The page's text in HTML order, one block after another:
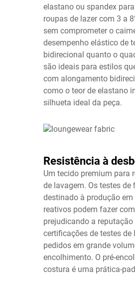
elastano ou spandex
roupas de lazer com 3 a
sem comprometer o
desempenho elástico de
bidirecional quanto o
são ideais para estilos
com alongamento
como o teor de elastano
silhueta ideal da peça.
Resistência à
Um tecido premium para
de lavagem. Os testes
destinado à produção
reativos podem fazer
prejudicando a
certificações de testes
pedidos em grande
encolhimento. O pré-
costura é uma prática-